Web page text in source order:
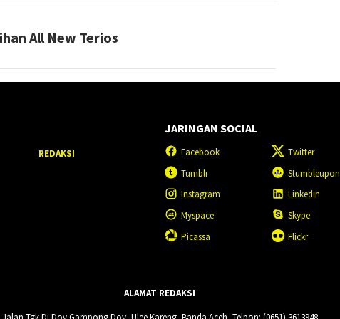
All New Terios
REDAKSI
JARINGAN SOCIAL
Facebook Twitter
Tumblr
Stumbleupon
Instagram
Linkedin
Myspace
Skype
Picassa
Flickr
ALAMAT REDAKSI